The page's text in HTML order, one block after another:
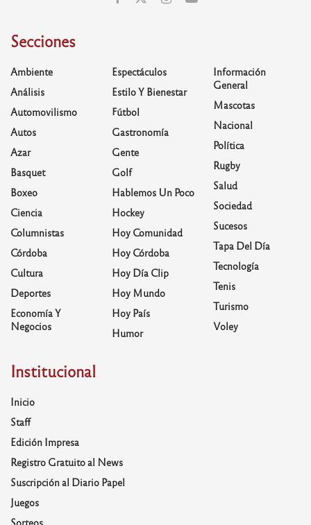
Secciones
Ambiente
Análisis
Automovilismo
Autos
Azar
Basquet
Boxeo
Ciencia
Columnistas
Córdoba
Cultura
Deportes
Economía Y
Negocios
Espectáculos
Estilo Y Bienestar
Fútbol
Gastronomía
Gente
Golf
Hablemos Un Poco
Hockey
Hoy Comunidad
Hoy Córdoba
Hoy Día Clip
Hoy Mundo
Hoy País
Humor
Información
General
Mascotas
Nacional
Política
Rugby
Salud
Sociedad
Sucesos
Tapa Del Día
Tecnología
Tenis
Turismo
Voley
Institucional
Inicio
Staff
Edición Impresa
Registro Gratuito al News
Suscripción al Diario Papel
Juegos
Sorteos